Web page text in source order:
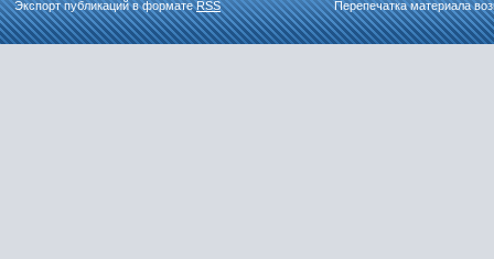
Экспорт публикаций в форматеRSS
Перепечатка материала